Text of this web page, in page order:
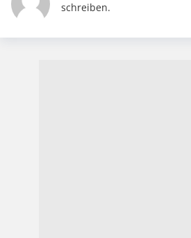
schreiben.